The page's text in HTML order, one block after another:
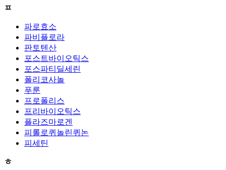
ㅍ
파로효소
파비플로라
판토텐산
포스트바이오틱스
포스파티딜세린
폴리코사놀
푸룬
프로폴리스
프리바이오틱스
플라즈마로겐
피롤로퀴놀린퀴논
피세틴
ㅎ